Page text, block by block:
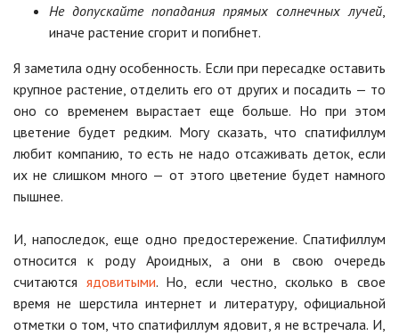
Не допускайте попадания прямых солнечных лучей,
иначе растение сгорит и погибнет.
Я заметила одну особенность. Если при пересадке оставить
крупное растение, отделить его от других и посадить — то
оно со временем вырастает еще больше. Но при этом
цветение будет редким. Могу сказать, что спатифиллум
любит компанию, то есть не надо отсаживать деток, если
их не слишком много — от этого цветение будет намного
пышнее.
И, напоследок, еще одно предостережение. Спатифиллум
относится к роду Ароидных, а они в свою очередь
считаются ядовитыми. Но, если честно, сколько в свое
время не шерстила интернет и литературу, официальной
отметки о том, что спатифиллум ядовит, я не встречала. И,